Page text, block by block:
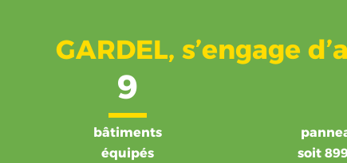
GARDEL, s’engage
9
bâtiments
équipés
soit